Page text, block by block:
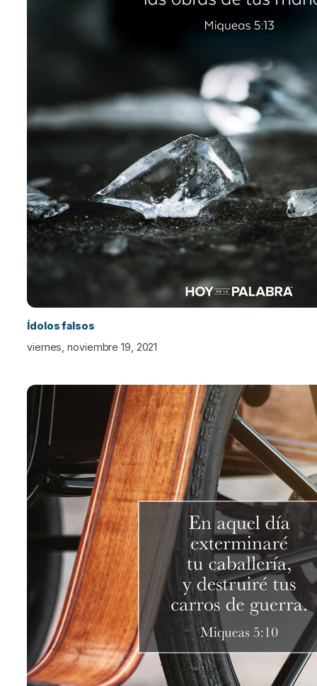
Ídolos falsos
viernes, noviembre 19, 2021